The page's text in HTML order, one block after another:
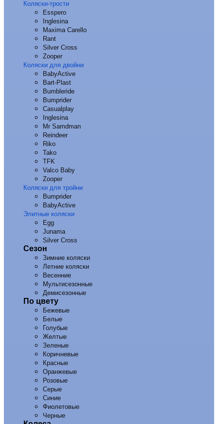
Коляски-трости
Esspero
Inglesina
Maxima Carello
Rant
Silver Cross
Zooper
Коляски для двойни
BabyActive
Bart-Plast
Bumbleride
Bumprider
Casualplay
Inglesina
Mr Samdman
Reindeer
Riko
Tako
TFK
Valco Baby
Zooper
Коляски для тройни
Bumprider
BabyActive
Элитные коляски
Egg
Junama
Silver Cross
Сезон
Зимние коляски
Летние коляски
Весенние
Мультисезонные
Демисезонные
По цвету
Бежевые
Белые
Голубые
Желтые
Зеленые
Коричневые
Красные
Оранжевые
Розовые
Серые
Синие
Фиолетовые
Черные